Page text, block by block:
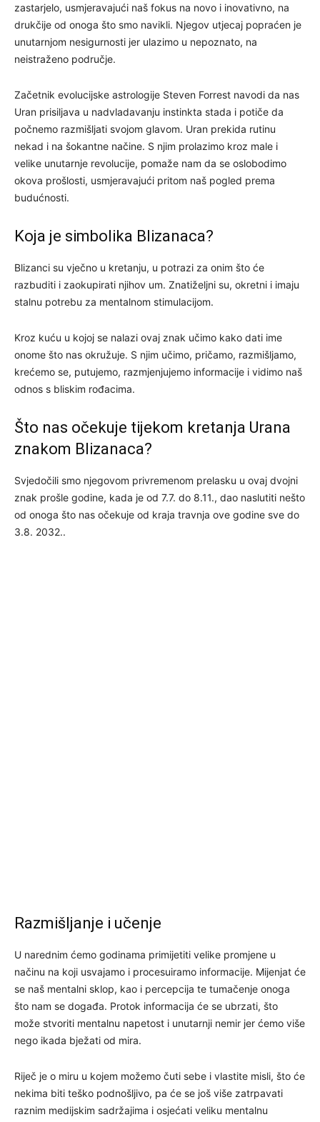
zastarjelo, usmjeravajući naš fokus na novo i inovativno, na
drukčije od onoga što smo navikli. Njegov utjecaj popraćen je
unutarnjom nesigurnosti jer ulazimo u nepoznato, na
neistraženo područje.
Začetnik evolucijske astrologije Steven Forrest navodi da nas
Uran prisiljava u nadvladavanju instinkta stada i potiče da
počnemo razmišljati svojom glavom. Uran prekida rutinu
nekad i na šokantne načine. S njim prolazimo kroz male i
velike unutarnje revolucije, pomaže nam da se oslobodimo
okova prošlosti, usmjeravajući pritom naš pogled prema
budućnosti.
Koja je simbolika Blizanaca?
Blizanci su vječno u kretanju, u potrazi za onim što će
razbuditi i zaokupirati njihov um. Znatiželjni su, okretni i imaju
stalnu potrebu za mentalnom stimulacijom.
Kroz kuću u kojoj se nalazi ovaj znak učimo kako dati ime
onome što nas okružuje. S njim učimo, pričamo, razmišljamo,
krećemo se, putujemo, razmjenjujemo informacije i vidimo naš
odnos s bliskim rođacima.
Što nas očekuje tijekom kretanja Urana
znakom Blizanaca?
Svjedočili smo njegovom privremenom prelasku u ovaj dvojni
znak prošle godine, kada je od 7.7. do 8.11., dao naslutiti nešto
od onoga što nas očekuje od kraja travnja ove godine sve do
3.8. 2032..
Razmišljanje i učenje
U narednim ćemo godinama primijetiti velike promjene u
načinu na koji usvajamo i procesuiramo informacije. Mijenjat će
se naš mentalni sklop, kao i percepcija te tumačenje onoga
što nam se događa. Protok informacija će se ubrzati, što
može stvoriti mentalnu napetost i unutarnji nemir jer ćemo više
nego ikada bježati od mira.
Riječ je o miru u kojem možemo čuti sebe i vlastite misli, što će
nekima biti teško podnošljivo, pa će se još više zatrpavati
raznim medijskim sadržajima i osjećati veliku mentalnu